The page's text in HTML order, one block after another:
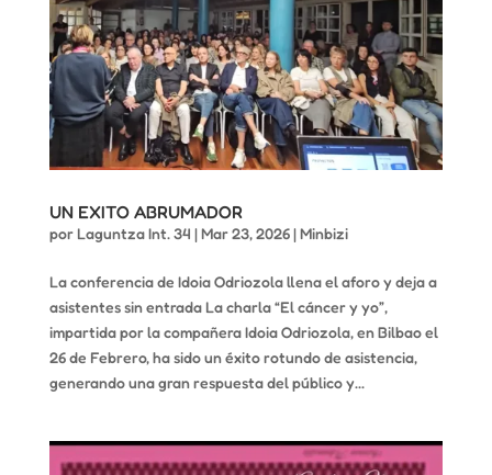
UN EXITO ABRUMADOR
porLaguntza Int. 34 |Mar 23, 2026|Minbizi
La conferencia de Idoia Odriozola llena el aforo y deja a
asistentes sin entrada La charla “El cáncer y yo”,
impartida por la compañera Idoia Odriozola, en Bilbao el
26 de Febrero, ha sido un éxito rotundo de asistencia,
generando una gran respuesta del público y...